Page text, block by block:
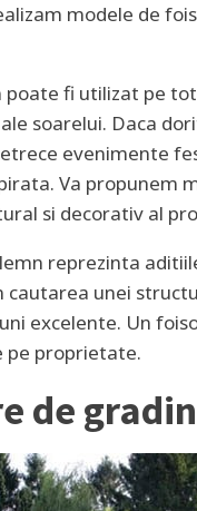
modele de
poate fi utilizat pe
soarelui. Daca
evenimente
Va propunem
si decorativ al
reprezinta
cautarea unei
excelente. Un
pe proprietate.
de